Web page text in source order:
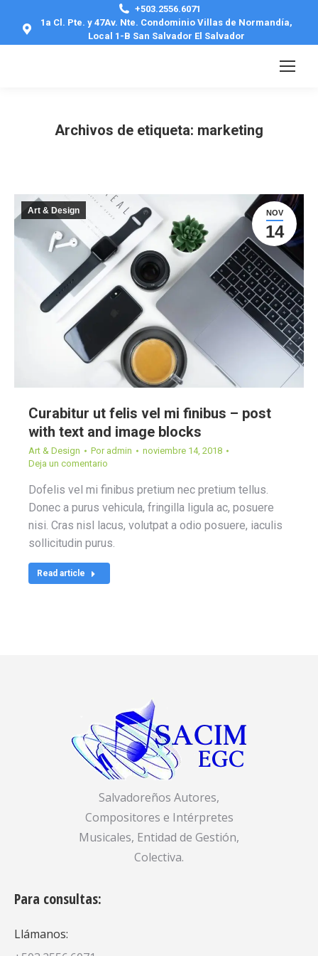
+503.2556.6071
1a Cl. Pte. y 47Av. Nte. Condominio Villas de Normandía,
Local 1-B San Salvador El Salvador
Archivos de etiqueta: marketing
NOV
14
Art & Design
Curabitur ut felis vel mi finibus – post
with text and image blocks
Art & Design Por admin
noviembre 14, 2018
Deja un comentario
Dofelis vel mi finibus pretium nec pretium tellus.
Donec a purus vehicula, fringilla ligula ac, posuere
nisi. Cras nisl lacus, volutpat a odio posuere, iaculis
sollicitudin purus.
Read article
Salvadoreños Autores,
Compositores e Intérpretes
Musicales, Entidad de Gestión,
Colectiva.
Para consultas:
Llámanos: